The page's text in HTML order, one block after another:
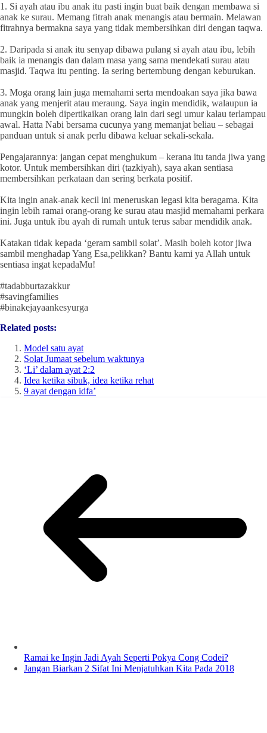
1. Si ayah atau ibu anak itu pasti ingin buat baik dengan membawa si
anak ke surau. Memang fitrah anak menangis atau bermain. Melawan
fitrahnya bermakna saya yang tidak membersihkan diri dengan taqwa.
2. Daripada si anak itu senyap dibawa pulang si ayah atau ibu, lebih
baik ia menangis dan dalam masa yang sama mendekati surau atau
masjid. Taqwa itu penting. Ia sering bertembung dengan keburukan.
3. Moga orang lain juga memahami serta mendoakan saya jika bawa
anak yang menjerit atau meraung. Saya ingin mendidik, walaupun ia
mungkin boleh dipertikaikan orang lain dari segi umur kalau terlampau
awal. Hatta Nabi bersama cucunya yang memanjat beliau – sebagai
panduan untuk si anak perlu dibawa keluar sekali-sekala.
Pengajarannya: jangan cepat menghukum – kerana itu tanda jiwa yang
kotor. Untuk membersihkan diri (tazkiyah), saya akan sentiasa
membersihkan perkataan dan sering berkata positif.
Kita ingin anak-anak kecil ini meneruskan legasi kita beragama. Kita
ingin lebih ramai orang-orang ke surau atau masjid memahami perkara
ini. Juga untuk ibu ayah di rumah untuk terus sabar mendidik anak.
Katakan tidak kepada ‘geram sambil solat’. Masih boleh kotor jiwa
sambil menghadap Yang Esa,pelikkan? Bantu kami ya Allah untuk
sentiasa ingat kepadaMu!
#tadabburtazakkur
#savingfamilies
#binakejayaankesyurga
Related posts:
Model satu ayat
Solat Jumaat sebelum waktunya
‘Li’ dalam ayat 2:2
Idea ketika sibuk, idea ketika rehat
9 ayat dengan idfa’
Ramai ke Ingin Jadi Ayah Seperti Pokya Cong Codei?
Jangan Biarkan 2 Sifat Ini Menjatuhkan Kita Pada 2018